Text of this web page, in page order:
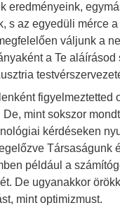
eredményeink,
s az egyedüli mérce
váljunk a
a Te
figyelmeztetted
De, mint sokszor
kérdéseken
Társaságunk
például a
De ugyanakkor
mint optimizmust.